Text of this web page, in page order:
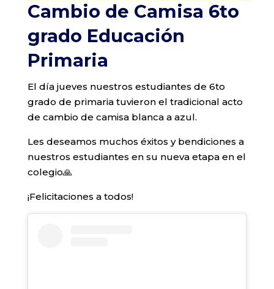
Cambio de Camisa 6to
grado Educación
Primaria
El día jueves nuestros estudiantes de 6to
grado de primaria tuvieron el tradicional acto
de cambio de camisa blanca a azul.
Les deseamos muchos éxitos y bendiciones a
nuestros estudiantes en su nueva etapa en el
colegio🙏
¡Felicitaciones a todos!